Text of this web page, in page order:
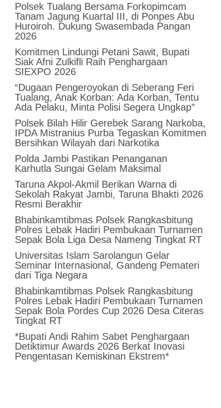
Polsek Tualang Bersama Forkopimcam
Tanam Jagung Kuartal III, di Ponpes Abu
Huroiroh. Dukung Swasembada Pangan
2026
Komitmen Lindungi Petani Sawit, Bupati
Siak Afni Zulkifli Raih Penghargaan
SIEXPO 2026
“Dugaan Pengeroyokan di Seberang Feri
Tualang, Anak Korban: Ada Korban, Tentu
Ada Pelaku, Minta Polisi Segera Ungkap”
Polsek Bilah Hilir Gerebek Sarang Narkoba,
IPDA Mistranius Purba Tegaskan Komitmen
Bersihkan Wilayah dari Narkotika
Polda Jambi Pastikan Penanganan
Karhutla Sungai Gelam Maksimal
Taruna Akpol-Akmil Berikan Warna di
Sekolah Rakyat Jambi, Taruna Bhakti 2026
Resmi Berakhir
Bhabinkamtibmas Polsek Rangkasbitung
Polres Lebak Hadiri Pembukaan Turnamen
Sepak Bola Liga Desa Nameng Tingkat RT
Universitas Islam Sarolangun Gelar
Seminar Internasional, Gandeng Pemateri
dari Tiga Negara
Bhabinkamtibmas Polsek Rangkasbitung
Polres Lebak Hadiri Pembukaan Turnamen
Sepak Bola Pordes Cup 2026 Desa Citeras
Tingkat RT
*Bupati Andi Rahim Sabet Penghargaan
Detiktimur Awards 2026 Berkat Inovasi
Pengentasan Kemiskinan Ekstrem*